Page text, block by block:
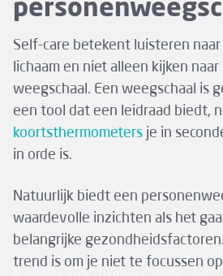
Self-care betekent luisteren
lichaam en niet alleen kijken
weegschaal. Een weegschaal is
een tool dat een leidraad biedt,
koortsthermometers je in
in orde is.
Natuurlijk biedt een
waardevolle inzichten als het
belangrijke
trend is om je niet te focussen